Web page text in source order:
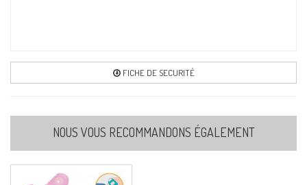
FICHE DE SECURITÉ
NOUS VOUS RECOMMANDONS ÉGALEMENT